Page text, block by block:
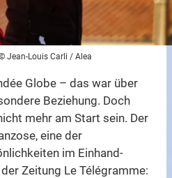
Jean-Louis Carli / Alea
Globe – das war über
Beziehung. Doch
mehr am Start sein. Der
eine der
im Einhand-
Zeitung Le Télégramme: